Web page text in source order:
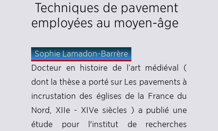
Techniques de pavement
employées au moyen-âge
Sophie Lamadon-Barrère
Docteur en histoire de l’art médiéval (
dont la thèse a porté sur Les pavements à
incrustation des églises de la France du
Nord, XIIe - XIVe siècles ) a publié une
étude pour l'institut de recherches